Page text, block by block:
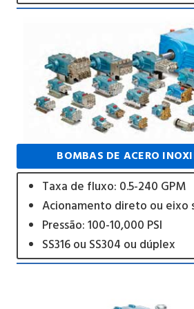
BOMBAS DE ACERO
Taxa de fluxo: 0.5-240 GPM
Acionamento direto ou eixo
Pressão: 100-10,000 PSI
SS316 ou SS304 ou dúplex